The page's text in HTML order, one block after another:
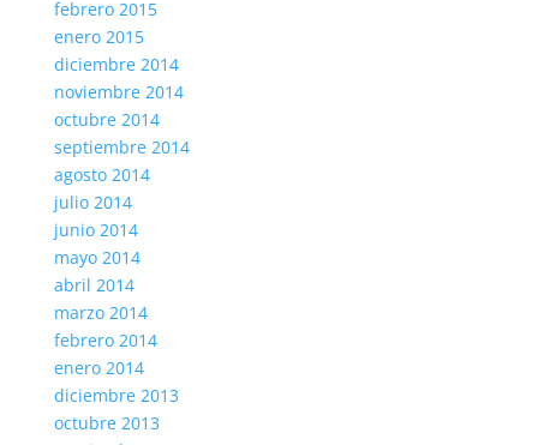
febrero 2015
enero 2015
diciembre 2014
noviembre 2014
octubre 2014
septiembre 2014
agosto 2014
julio 2014
junio 2014
mayo 2014
abril 2014
marzo 2014
febrero 2014
enero 2014
diciembre 2013
octubre 2013